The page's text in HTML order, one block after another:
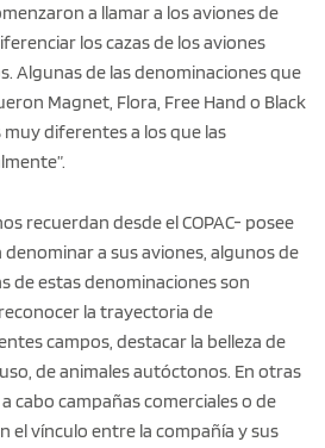
a llamar a los aviones de
los cazas de los aviones
Algunas de las denominaciones que
Magnet, Flora, Free Hand o Black
diferentes a los que las
recuerdan desde el COPAC- posee
a sus aviones, algunos de
de estas denominaciones son
la trayectoria de
campos, destacar la belleza de
de animales autóctonos. En otras
cabo campañas comerciales o de
el vínculo entre la compañía y sus